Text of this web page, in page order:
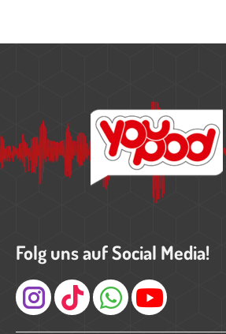
Folg uns auf Social Media!
Instagram